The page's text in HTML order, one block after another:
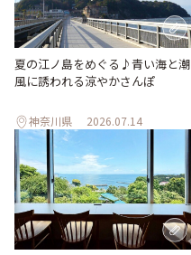
夏の江ノ島をめぐる♪青い海と潮
風に誘われる涼やかさんぽ
神奈川県 2026.07.14